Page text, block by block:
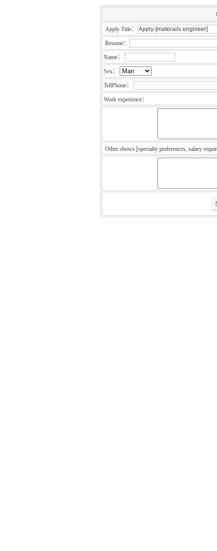
Apply Title：
Resume：
Name：
Sex：
TellPhone：
Work experience：
Other shows [specialty preferences, salary